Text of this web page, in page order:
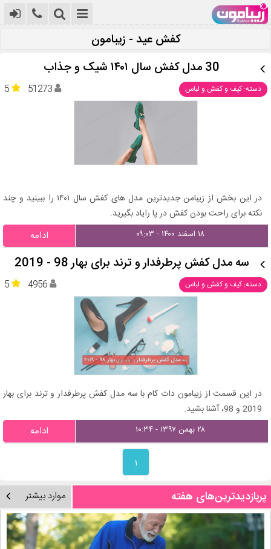
کفش عید - زیبامون
30 مدل کفش سال ۱۴۰۱ شیک و جذاب
دسته: کیف و کفش و لباس 5 51273
در این بخش از زیبامن جدیدترین مدل های کفش سال ۱۴۰۱ را ببینید و چند
نکته برای راحت بودن کفش در پا رایاد بگیرید.
۱۸ اسفند ۱۴۰۰ - ۰۹:۰۳ ادامه
سه مدل کفش پرطرفدار و ترند برای بهار 98 - 2019
دسته: کیف و کفش و لباس 5 4956
در این قسمت از زیبامون دات کام با سه مدل کفش پرطرفدار و ترند برای بهار
2019 و 98، آشنا بشید.
۲۸ بهمن ۱۳۹۷ - ۱۰:۳۴ ادامه
۱
پربازدیدترین‌های هفته موارد بیشتر